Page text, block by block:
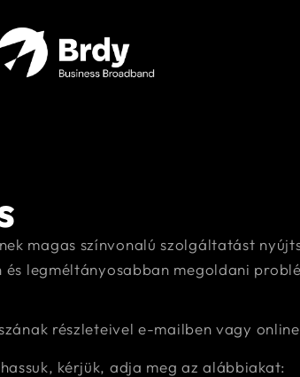
magas színvonalú szolgáltatást
legméltányosabban megoldani
részleteivel e-mailben vagy
kérjük, adja meg az alábbiakat: